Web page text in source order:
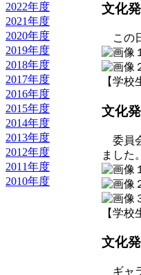
2022年度
2021年度
2020年度
2019年度
2018年度
2017年度
2016年度
2015年度
2014年度
2013年度
2012年度
2011年度
2010年度
文化
この
【学校
文化
委員
ました。
【学校
文化
ギャ